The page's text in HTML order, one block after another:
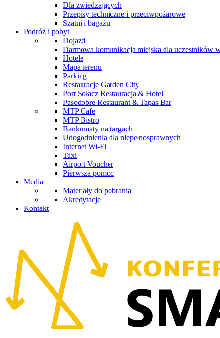
Dla zwiedzających
Przepisy techniczne i przeciwpożarowe
Szatni i bagażu
Podróż i pobyt
Dojazd
Darmowa komunikacja miejska dla uczestników
Hotele
Mapa terenu
Parking
Restauracje Garden City
Port Sołacz Restauracja & Hotel
Pasodobre Restaurant & Tapas Bar
MTP Cafe
MTP Bistro
Bankomaty na targach
Udogodnienia dla niepełnosprawnych
Internet Wi-Fi
Taxi
Airport Voucher
Pierwsza pomoc
Media
Materiały do pobrania
Akredytacje
Kontakt